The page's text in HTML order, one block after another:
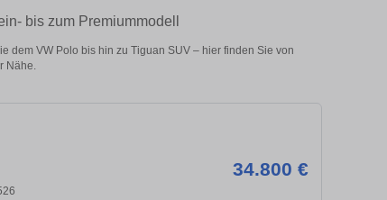
bis zum Premiummodell
dem VW Polo bis hin zu Tiguan SUV – hier finden Sie von
Nähe.
34.800 €